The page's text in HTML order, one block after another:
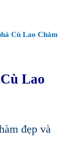
Cù Lao Chàm
Lao
đẹp và